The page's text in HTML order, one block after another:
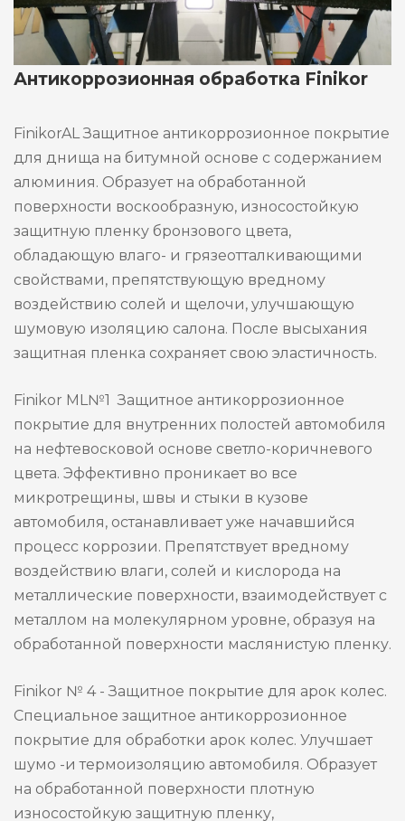
Антикоррозионная обработка Finikor
FinikorAL Защитное антикоррозионное покрытие
для днища на битумной основе с содержанием
алюминия. Образует на обработанной
поверхности воскообразную, износостойкую
защитную пленку бронзового цвета,
обладающую влаго- и грязеотталкивающими
свойствами, препятствующую вредному
воздействию солей и щелочи, улучшающую
шумовую изоляцию салона. После высыхания
защитная пленка сохраняет свою эластичность.
Finikor ML№1 Защитное антикоррозионное
покрытие для внутренних полостей автомобиля
на нефтевосковой основе светло-коричневого
цвета. Эффективно проникает во все
микротрещины, швы и стыки в кузове
автомобиля, останавливает уже начавшийся
процесс коррозии. Препятствует вредному
воздействию влаги, солей и кислорода на
металлические поверхности, взаимодействует с
металлом на молекулярном уровне, образуя на
обработанной поверхности маслянистую пленку.
Finikor № 4 - Защитное покрытие для арок колес.
Специальное защитное антикоррозионное
покрытие для обработки арок колес. Улучшает
шумо -и термоизоляцию автомобиля. Образует
на обработанной поверхности плотную
износостойкую защитную пленку,